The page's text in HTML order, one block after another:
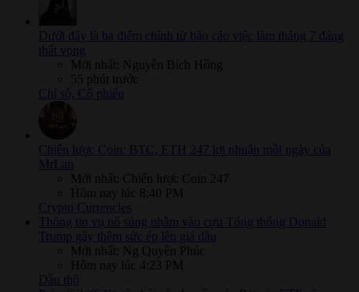
Dưới đây là ba điểm chính từ báo cáo việc làm tháng 7 đáng
thất vọng
Mới nhất: Nguyễn Bích Hồng
55 phút trước
Chỉ số, Cổ phiếu
Chiến lược Coin: BTC, ETH 247 lợi nhuận mỗi ngày của
MrLan
Mới nhất: Chiến lược Coin 247
Hôm nay lúc 8:40 PM
Crypto Currencies
Thông tin vụ nổ súng nhằm vào cựu Tổng thống Donald
Trump gây thêm sức ép lên giá dầu
Mới nhất: Ng Quyên Phúc
Hôm nay lúc 4:23 PM
Dầu thô